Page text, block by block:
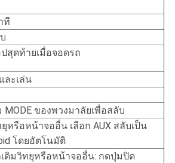
ที
สุดท้ายเมื่อจอดรถ
ละเล่น
MODE ของพวงมาลัยเพื่อสลับ
หรือหน้าจออื่น เลือก AUX สลับเป็น
โดยอัตโนมัติ
ดิมวิทยุหรือหน้าจออื่น: กดปุ่มปิด